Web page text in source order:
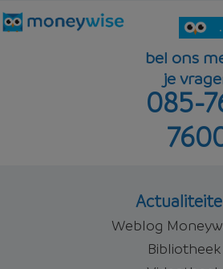
bel ons
je
085-
Weblog
Bibliotheek